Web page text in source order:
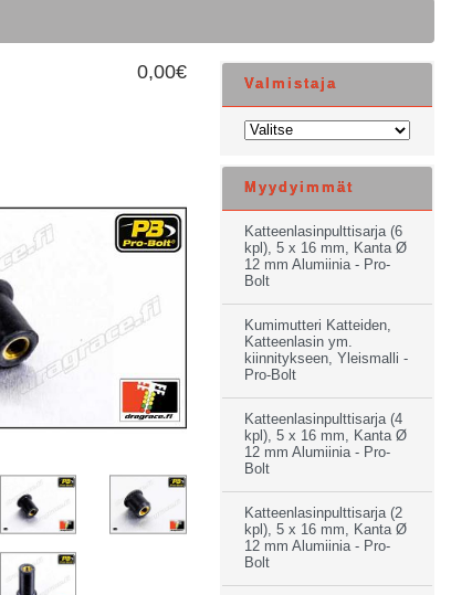
0,00€
Valmistaja
Myydyimmät
Katteenlasinpulttisarja (6
kpl), 5 x 16 mm, Kanta Ø
12 mm Alumiinia - Pro-
Bolt
Kumimutteri Katteiden,
Katteenlasin ym.
kiinnitykseen, Yleismalli -
Pro-Bolt
Katteenlasinpulttisarja (4
kpl), 5 x 16 mm, Kanta Ø
12 mm Alumiinia - Pro-
Bolt
Katteenlasinpulttisarja (2
kpl), 5 x 16 mm, Kanta Ø
12 mm Alumiinia - Pro-
Bolt